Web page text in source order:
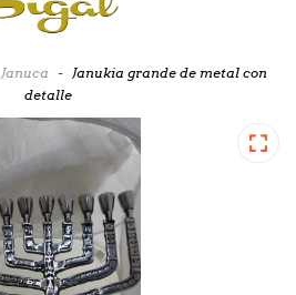
Januca - Janukia grande de metal con
detalle